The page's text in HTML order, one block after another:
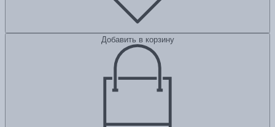
Добавить в корзину